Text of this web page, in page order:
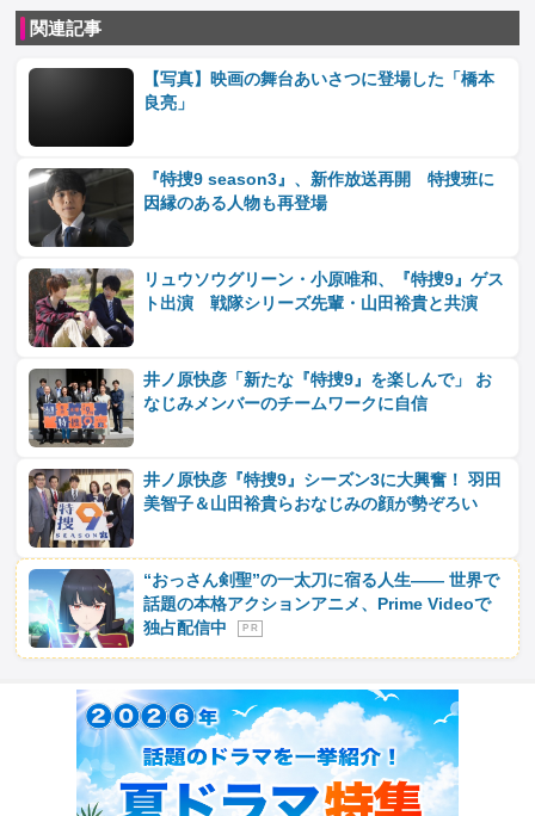
関連記事
【写真】映画の舞台あいさつに登場した「橋本
良亮」
『特捜9 season3』、新作放送再開 特捜班に
因縁のある人物も再登場
リュウソウグリーン・小原唯和、『特捜9』ゲス
ト出演 戦隊シリーズ先輩・山田裕貴と共演
井ノ原快彦「新たな『特捜9』を楽しんで」 お
なじみメンバーのチームワークに自信
井ノ原快彦『特捜9』シーズン3に大興奮！ 羽田
美智子＆山田裕貴らおなじみの顔が勢ぞろい
“おっさん剣聖”の一太刀に宿る人生―― 世界で
話題の本格アクションアニメ、Prime Videoで
独占配信中
P R